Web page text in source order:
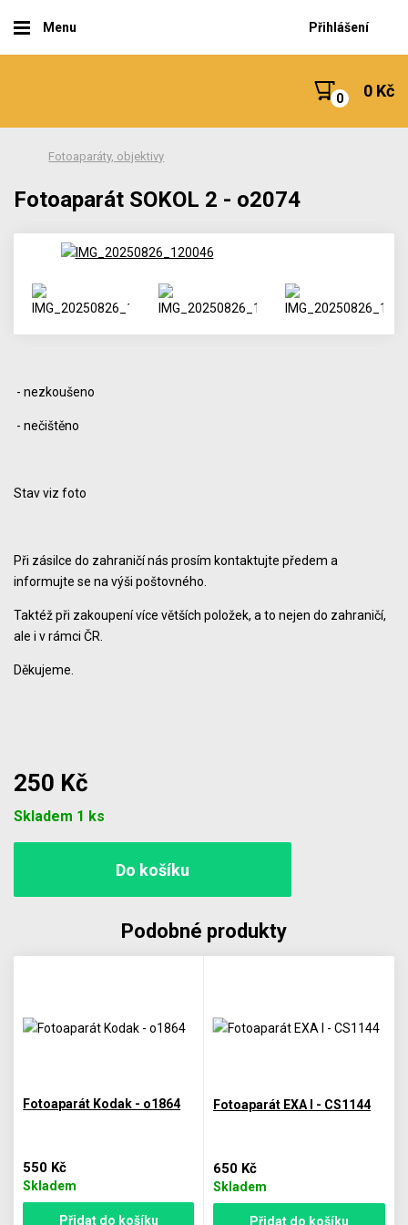
Menu Přihlášení
0 Kč
Fotoaparáty, objektivy
Fotoaparát SOKOL 2 - o2074
- nezkoušeno
- nečištěno
Stav viz foto
Při zásilce do zahraničí nás prosím kontaktujte předem a
informujte se na výši poštovného.
Taktéž při zakoupení více větších položek, a to nejen do zahraničí,
ale i v rámci ČR.
Děkujeme.
250 Kč
Skladem 1 ks
Podobné produkty
Fotoaparát Kodak - o1864
550 Kč
Skladem
Přidat do košíku
Fotoaparát EXA I - CS1144
650 Kč
Skladem
Přidat do košíku